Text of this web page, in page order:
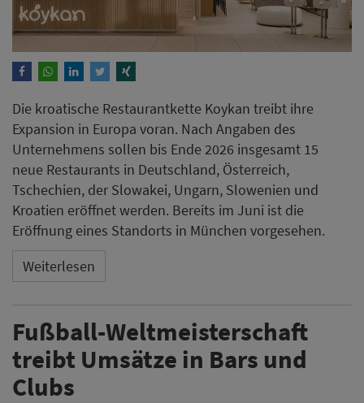
Die kroatische Restaurantkette Koykan treibt ihre
Expansion in Europa voran. Nach Angaben des
Unternehmens sollen bis Ende 2026 insgesamt 15
neue Restaurants in Deutschland, Österreich,
Tschechien, der Slowakei, Ungarn, Slowenien und
Kroatien eröffnet werden. Bereits im Juni ist die
Eröffnung eines Standorts in München vorgesehen.
Weiterlesen
Fußball-Weltmeisterschaft
treibt Umsätze in Bars und
Clubs